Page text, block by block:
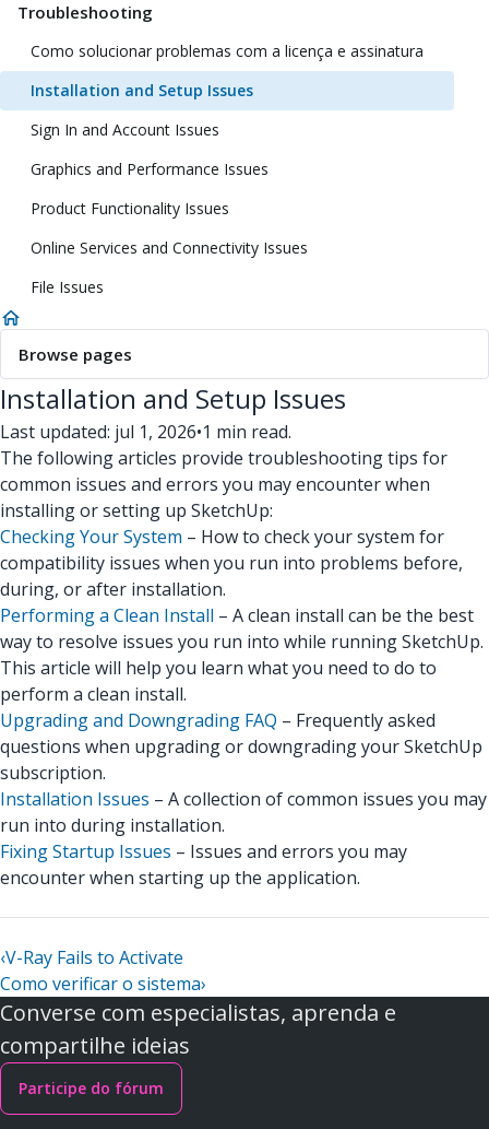
Troubleshooting
Como solucionar problemas com a licença e assinatura
Installation and Setup Issues
Sign In and Account Issues
Graphics and Performance Issues
Product Functionality Issues
Online Services and Connectivity Issues
File Issues
Browse pages
Installation and Setup Issues
Last updated: jul 1, 2026•1 min read.
The following articles provide troubleshooting tips for
common issues and errors you may encounter when
installing or setting up SketchUp:
Checking Your System – How to check your system for
compatibility issues when you run into problems before,
during, or after installation.
Performing a Clean Install – A clean install can be the best
way to resolve issues you run into while running SketchUp.
This article will help you learn what you need to do to
perform a clean install.
Upgrading and Downgrading FAQ – Frequently asked
questions when upgrading or downgrading your SketchUp
subscription.
Installation Issues – A collection of common issues you may
run into during installation.
Fixing Startup Issues – Issues and errors you may
encounter when starting up the application.
‹V-Ray Fails to Activate
Como verificar o sistema›
Converse com especialistas, aprenda e
compartilhe ideias
Participe do fórum